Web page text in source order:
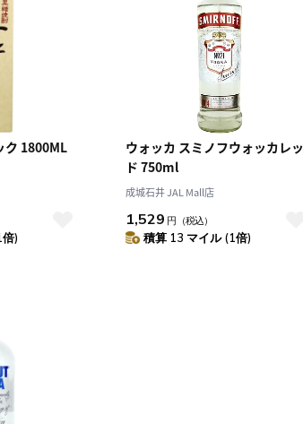
ク 1800ML
)
ウォッカ スミノフウォッカレッ
ド 750ml
成城石井 JAL Mall店
1,529 円 （税込）
積算 13 マイル (1倍)